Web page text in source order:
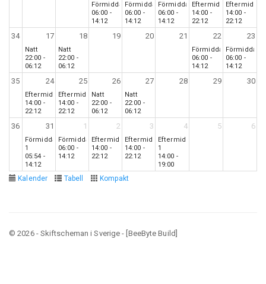
Förmiddag
06:00 -
14:12
Förmiddag
06:00 -
14:12
Förmiddag
06:00 -
14:12
Eftermiddag
14:00 -
22:12
Eftermiddag
14:00 -
22:12
34 17 18 19 20 21 22 23
Natt
22:00 -
06:12
Natt
22:00 -
06:12
Förmiddag
06:00 -
14:12
Förmiddag
06:00 -
14:12
35 24 25 26 27 28 29 30
Eftermiddag
14:00 -
22:12
Eftermiddag
14:00 -
22:12
Natt
22:00 -
06:12
Natt
22:00 -
06:12
36 31 1 2 3 4 5 6
Förmiddag
1
05:54 -
14:12
Förmiddag
06:00 -
14:12
Eftermiddag
14:00 -
22:12
Eftermiddag
14:00 -
22:12
Eftermiddag
1
14:00 -
19:00
Kalender Tabell Kompakt
© 2026 - Skiftscheman i Sverige - [BeeByte Build]